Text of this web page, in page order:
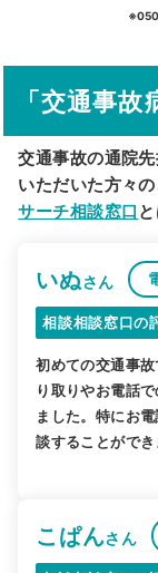
駅
※050
「交通事
交通事故の通院
いただいた方々
サーチ相談窓口
いぬさん
相談相談窓口の
初めての交通事
り取りやお電話
ました。特にお
談することができ
こぱんさん